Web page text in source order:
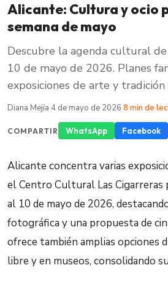
Alicante: Cultura y ocio
semana de mayo
Descubre la agenda cultural
10 de mayo de 2026. Planes
exposiciones de arte y tradición
Diana Mejía·4 de mayo de 2026·8 min de
COMPARTIR WhatsApp Facebook
Alicante concentra varias
el Centro Cultural Las Cigarreras
al 10 de mayo de 2026,
fotográfica y una propuesta de
ofrece también amplias opciones
libre y en museos, consolidando